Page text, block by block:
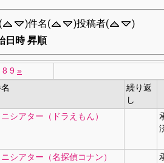
)件名( )投稿者(
)
日時 昇順
8 9 »
繰り返
し
ニシアター（ドラえもん）
ニシアター（名探偵コナン）